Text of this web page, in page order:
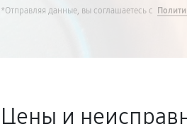
*Отправляя данные, вы соглашаетесь с
Цены и